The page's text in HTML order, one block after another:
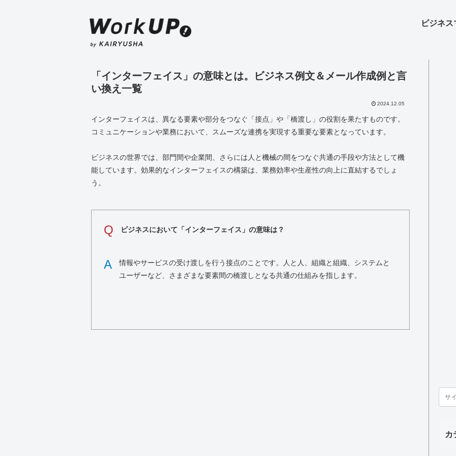
ビジネ
「インターフェイス」の意味とは。ビジネス例文＆メール作成例と言
い換え一覧
2024.12.05
インターフェイスは、異なる要素や部分をつなぐ「接点」や「橋渡し」の役割を果たすものです。
コミュニケーションや業務において、スムーズな連携を実現する重要な要素となっています。
ビジネスの世界では、部門間や企業間、さらには人と機械の間をつなぐ共通の手段や方法として機
能しています。効果的なインターフェイスの構築は、業務効率や生産性の向上に直結するでしょ
う。
Q ビジネスにおいて「インターフェイス」の意味は？
A
情報やサービスの受け渡しを行う接点のことです。人と人、組織と組織、システムと
ユーザーなど、さまざまな要素間の橋渡しとなる共通の仕組みを指します。
カ